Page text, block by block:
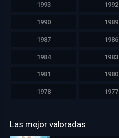
1993 1992
1990 1989
1987 1986
1984 1983
1981 1980
1978 1977
Las mejor valoradas